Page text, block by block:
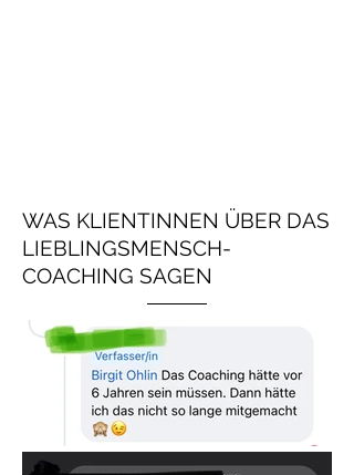
WAS KLIENTINNEN ÜBER DAS
LIEBLINGSMENSCH-
COACHING SAGEN